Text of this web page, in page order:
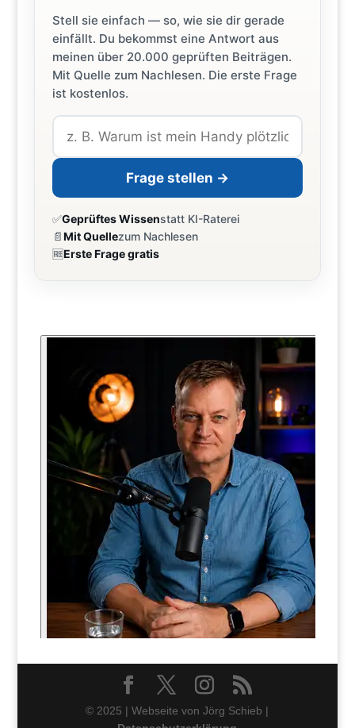
Stell sie einfach — so, wie sie dir gerade
einfällt. Du bekommst eine Antwort aus
meinen über 20.000 geprüften Beiträgen.
Mit Quelle zum Nachlesen. Die erste Frage
ist kostenlos.
Frage stellen →
✅Geprüftes Wissenstatt KI-Raterei
📄Mit Quellezum Nachlesen
🆓Erste Frage gratis
© 2025 | Webseite von Jörg Schieb |